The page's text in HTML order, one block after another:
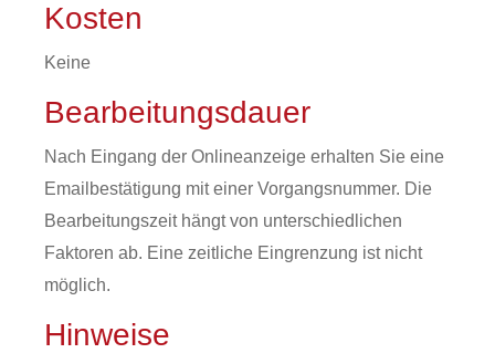
Kosten
Keine
Bearbeitungsdauer
Nach Eingang der Onlineanzeige erhalten Sie eine
Emailbestätigung mit einer Vorgangsnummer. Die
Bearbeitungszeit hängt von unterschiedlichen
Faktoren ab. Eine zeitliche Eingrenzung ist nicht
möglich.
Hinweise